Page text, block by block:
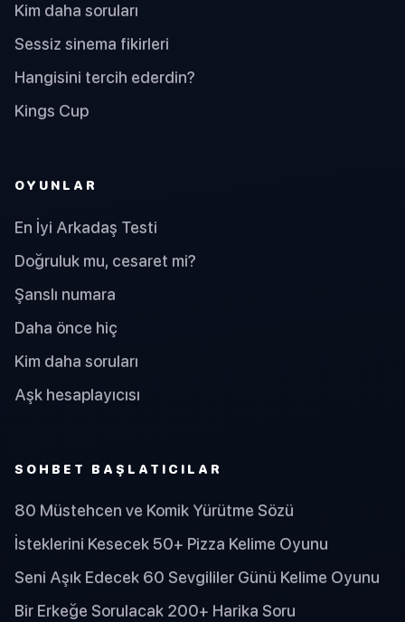
Kim daha soruları
Sessiz sinema fikirleri
Hangisini tercih ederdin?
Kings Cup
OYUNLAR
En İyi Arkadaş Testi
Doğruluk mu, cesaret mi?
Şanslı numara
Daha önce hiç
Kim daha soruları
Aşk hesaplayıcısı
SOHBET BAŞLATICILAR
80 Müstehcen ve Komik Yürütme Sözü
İsteklerini Kesecek 50+ Pizza Kelime Oyunu
Seni Aşık Edecek 60 Sevgililer Günü Kelime Oyunu
Bir Erkeğe Sorulacak 200+ Harika Soru